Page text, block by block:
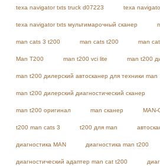
texa navigator txts truck d07223 texa
texa navigator txts мультимарочный сканер
man cats 3 t200 man cats t200 man
Man T200 man t200 vci lite man t200
man t200 дилерский автосканер для техники man
man t200 дилерский диагностический сканер
man t200 оригинал man сканер MAN-
t200 man cats 3 t200 для man
диагностика MAN диагностика man t200
диагностический адаптер man cat t200